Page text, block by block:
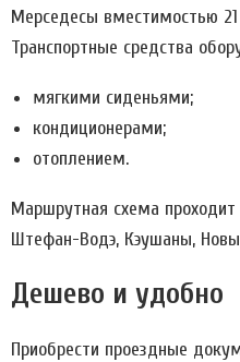
Мерседесы вместимостью
Транспортные средства
мягкими сиденьями;
кондиционерами;
отоплением.
Маршрутная схема
Штефан-Водэ, Кэушаны,
Дешево и удобно
Приобрести проездные